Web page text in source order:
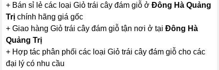
+ Bán sỉ lẻ các loại Giỏ trái cây đám giỗ ởĐông Hà Quảng
Trị chính hãng giá gốc
+ Giao hàng Giỏ trái cây đám giỗ tận nơi ở tạiĐông Hà
Quảng Trị
+ Hợp tác phân phối các loại Giỏ trái cây đám giỗ cho các
đại lý có nhu cầu